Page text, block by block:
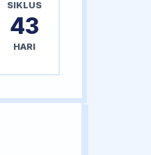
SIKLUS
43
HARI